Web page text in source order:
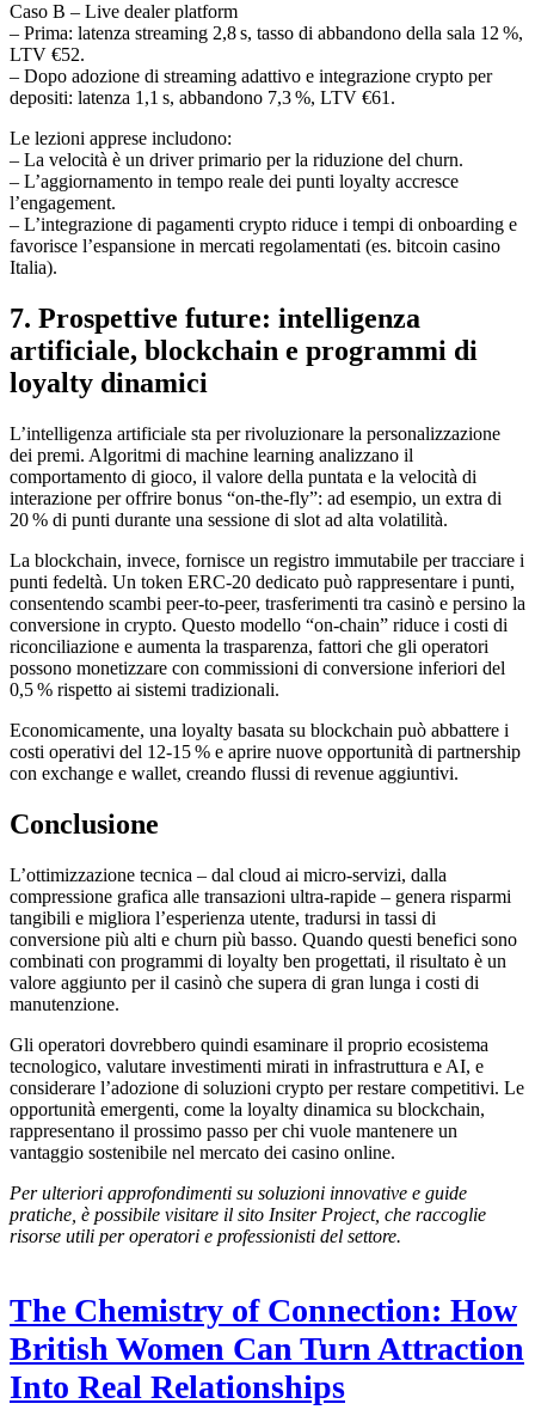
Caso B – Live dealer platform
– Prima: latenza streaming 2,8 s, tasso di abbandono della sala 12 %,
LTV €52.
– Dopo adozione di streaming adattivo e integrazione crypto per
depositi: latenza 1,1 s, abbandono 7,3 %, LTV €61.
Le lezioni apprese includono:
– La velocità è un driver primario per la riduzione del churn.
– L’aggiornamento in tempo reale dei punti loyalty accresce
l’engagement.
– L’integrazione di pagamenti crypto riduce i tempi di onboarding e
favorisce l’espansione in mercati regolamentati (es. bitcoin casino
Italia).
7. Prospettive future: intelligenza
artificiale, blockchain e programmi di
loyalty dinamici
L’intelligenza artificiale sta per rivoluzionare la personalizzazione
dei premi. Algoritmi di machine learning analizzano il
comportamento di gioco, il valore della puntata e la velocità di
interazione per offrire bonus “on‑the‑fly”: ad esempio, un extra di
20 % di punti durante una sessione di slot ad alta volatilità.
La blockchain, invece, fornisce un registro immutabile per tracciare i
punti fedeltà. Un token ERC‑20 dedicato può rappresentare i punti,
consentendo scambi peer‑to‑peer, trasferimenti tra casinò e persino la
conversione in crypto. Questo modello “on‑chain” riduce i costi di
riconciliazione e aumenta la trasparenza, fattori che gli operatori
possono monetizzare con commissioni di conversione inferiori del
0,5 % rispetto ai sistemi tradizionali.
Economicamente, una loyalty basata su blockchain può abbattere i
costi operativi del 12‑15 % e aprire nuove opportunità di partnership
con exchange e wallet, creando flussi di revenue aggiuntivi.
Conclusione
L’ottimizzazione tecnica – dal cloud ai micro‑servizi, dalla
compressione grafica alle transazioni ultra‑rapide – genera risparmi
tangibili e migliora l’esperienza utente, tradursi in tassi di
conversione più alti e churn più basso. Quando questi benefici sono
combinati con programmi di loyalty ben progettati, il risultato è un
valore aggiunto per il casinò che supera di gran lunga i costi di
manutenzione.
Gli operatori dovrebbero quindi esaminare il proprio ecosistema
tecnologico, valutare investimenti mirati in infrastruttura e AI, e
considerare l’adozione di soluzioni crypto per restare competitivi. Le
opportunità emergenti, come la loyalty dinamica su blockchain,
rappresentano il prossimo passo per chi vuole mantenere un
vantaggio sostenibile nel mercato dei casino online.
Per ulteriori approfondimenti su soluzioni innovative e guide
pratiche, è possibile visitare il sito Insiter Project, che raccoglie
risorse utili per operatori e professionisti del settore.
The Chemistry of Connection: How
British Women Can Turn Attraction
Into Real Relationships